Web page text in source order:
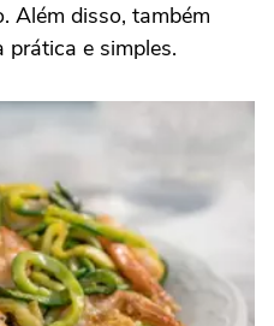
Além disso, também
prática e simples.